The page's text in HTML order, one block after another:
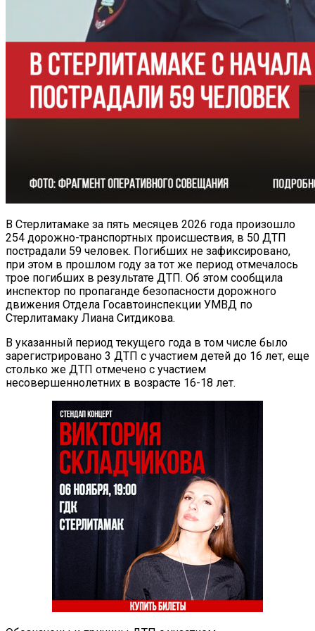
В Стерлитамаке за пять месяцев 2026 года произошло
254 дорожно-транспортных происшествия, в 50 ДТП
пострадали 59 человек. Погибших не зафиксировано,
при этом в прошлом году за тот же период отмечалось
трое погибших в результате ДТП. Об этом сообщила
инспектор по пропаганде безопасности дорожного
движения Отдела Госавтоинспекции УМВД по
Стерлитамаку Лиана Ситдикова.
В указанный период текущего года в том числе было
зарегистрировано 3 ДТП с участием детей до 16 лет, еще
столько же ДТП отмечено с участием
несовершеннолетних в возрасте 16-18 лет.